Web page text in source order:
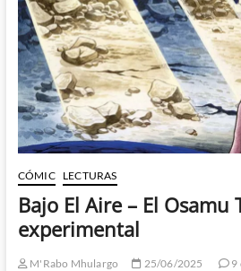
de
Plata
CÓMIC LECTURAS
Bajo El Aire – El Osamu
experimental
M'Rabo Mhulargo 25/06/2025
9